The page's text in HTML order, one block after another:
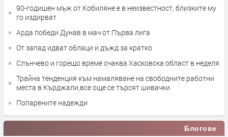
90-годишен мъж от Кобиляне е в неизвестност, близките му
го издирват
Арда победи Дунав в мач от Първа лига
От запад идват облаци и дъжд за кратко
Слънчево и горещо време очаква Хасковска област в неделя
Трайна тенденция към намаляване на свободните работни
места в Кърджали,все още се търсят шивачки
Попарените надежди
Блогове